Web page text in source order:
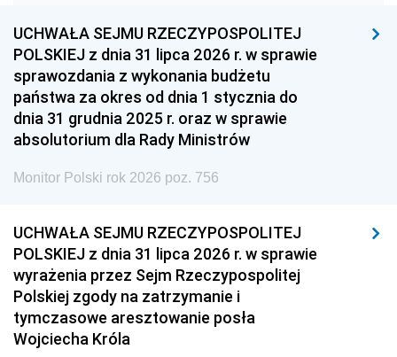
1939 1938 1937
1936 1930
UCHWAŁA SEJMU RZECZYPOSPOLITEJ
POLSKIEJ z dnia 31 lipca 2026 r. w sprawie
sprawozdania z wykonania budżetu
państwa za okres od dnia 1 stycznia do
dnia 31 grudnia 2025 r. oraz w sprawie
absolutorium dla Rady Ministrów
Monitor Polski rok 2026 poz. 756
UCHWAŁA SEJMU RZECZYPOSPOLITEJ
POLSKIEJ z dnia 31 lipca 2026 r. w sprawie
wyrażenia przez Sejm Rzeczypospolitej
Polskiej zgody na zatrzymanie i
tymczasowe aresztowanie posła
Wojciecha Króla